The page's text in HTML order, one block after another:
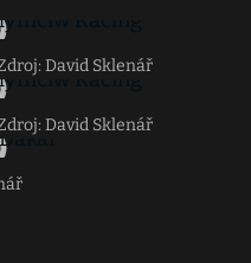
David Sklenář
David Sklenář